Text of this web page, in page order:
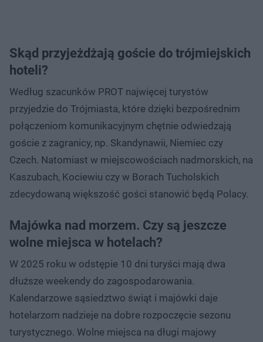
Skąd przyjeżdżają goście do trójmiejskich
hoteli?
Według szacunków PROT najwięcej turystów
przyjedzie do Trójmiasta, które dzięki bezpośrednim
połączeniom komunikacyjnym chętnie odwiedzają
goście z zagranicy, np. Skandynawii, Niemiec czy
Czech. Natomiast w miejscowościach nadmorskich, na
Kaszubach, Kociewiu czy w Borach Tucholskich
zdecydowaną większość gości stanowić będą Polacy.
Majówka nad morzem. Czy są jeszcze
wolne miejsca w hotelach?
W 2025 roku w odstępie 10 dni turyści mają dwa
dłuższe weekendy do zagospodarowania.
Kalendarzowe sąsiedztwo świąt i majówki daje
hotelarzom nadzieje na dobre rozpoczęcie sezonu
turystycznego. Wolne miejsca na długi majowy